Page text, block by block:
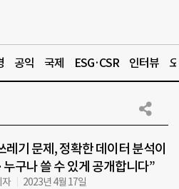
공익 국제 ESG·CSR 인터뷰
레기 문제, 정확한 데이터 분석이
구나 쓸 수 있게 공개합니다”
자 2023년 4월 17일